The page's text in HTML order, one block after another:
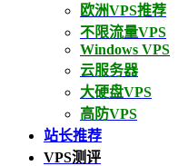
欧洲VPS推荐
不限流量VPS
Windows VPS
云服务器
大硬盘VPS
高防VPS
站长推荐
VPS测评